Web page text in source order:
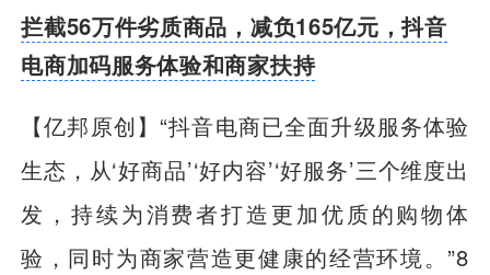
拦截56万件劣质商品，减负165亿元，抖音
电商加码服务体验和商家扶持
【亿邦原创】“抖音电商已全面升级服务体验
生态，从‘好商品’‘好内容’‘好服务’三个维度出
发，持续为消费者打造更加优质的购物体
验，同时为商家营造更健康的经营环境。”8